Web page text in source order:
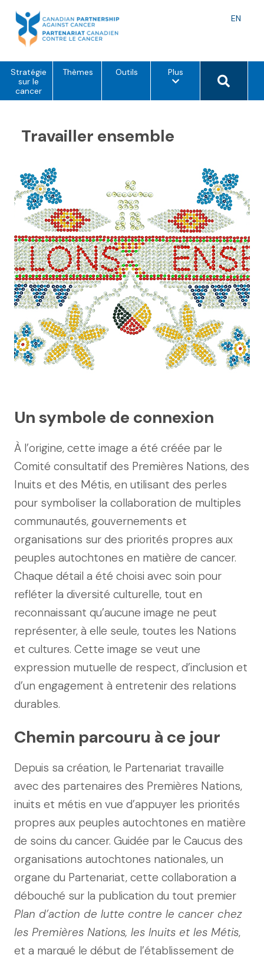
content
EN
Stratégie
sur le
cancer
Thèmes Outils Pluso
i
Search
Travailler ensemble
Un symbole de connexion
À l’origine, cette image a été créée par le
Comité consultatif des Premières Nations, des
Inuits et des Métis, en utilisant des perles
pour symboliser la collaboration de multiples
communautés, gouvernements et
organisations sur des priorités propres aux
peuples autochtones en matière de cancer.
Chaque détail a été choisi avec soin pour
refléter la diversité culturelle, tout en
reconnaissant qu’aucune image ne peut
représenter, à elle seule, toutes les Nations
et cultures. Cette image se veut une
expression mutuelle de respect, d’inclusion et
d’un engagement à entretenir des relations
durables.
Chemin parcouru à ce jour
Depuis sa création, le Partenariat travaille
avec des partenaires des Premières Nations,
inuits et métis en vue d’appuyer les priorités
propres aux peuples autochtones en matière
de soins du cancer. Guidée par le Caucus des
organisations autochtones nationales, un
organe du Partenariat, cette collaboration a
débouché sur la publication du tout premier
Plan d’action de lutte contre le cancer chez
les Premières Nations, les Inuits et les Métis,
et a marqué le début de l’établissement de